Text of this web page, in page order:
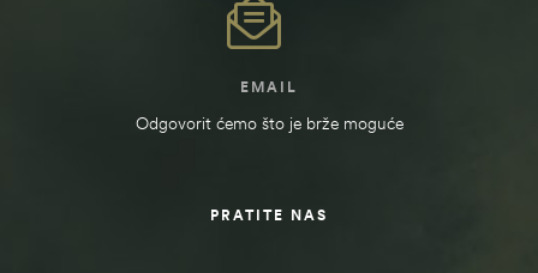
EMAIL
Odgovorit ćemo što je brže moguće
PRATITE NAS